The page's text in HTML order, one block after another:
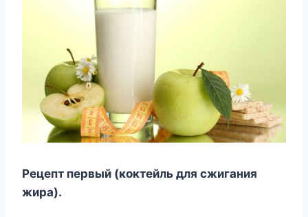
Рецепт первый (коктейль для сжигания
жира).